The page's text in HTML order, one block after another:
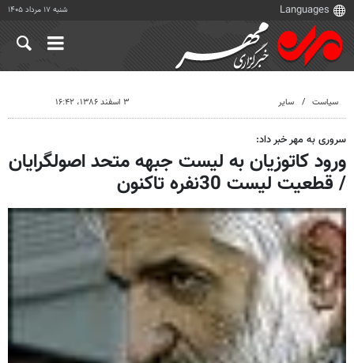
شنبه ۱۷ مرداد ۱۴۰۵
سیاست سایر ۳ اسفند ۱۳۸۶، ۱۶:۴۲
سروری به مهر خبر داد:
ورود کاتوزیان به لیست جبهه متحد اصولگرایان
/ قطعیت لیست 30نفره تاکنون